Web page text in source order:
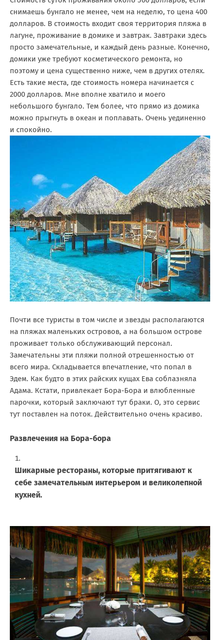
снимаешь бунгало не менее, чем на неделю, то цена 400
долларов. В стоимость входит своя территория пляжа в
лагуне, проживание в домике и завтрак. Завтраки здесь
просто замечательные, и каждый день разные. Конечно,
домики уже требуют косметического ремонта, но
поэтому и цена существенно ниже, чем в других отелях.
Есть такие места, где стоимость номера начинается с
2000 долларов. Мне вполне хватило и моего
небольшого бунгало. Тем более, что прямо из домика
можно прыгнуть в океан и поплавать. Очень уединенно
и спокойно.
Почти все туристы в том числе и звезды располагаются
на пляжах маленьких островов, а на большом острове
проживает только обслуживающий персонал.
Замечательны эти пляжи полной отрешенностью от
всего мира. Складывается впечатление, что попал в
Эдем. Как будто в этих райских кущах Ева соблазняла
Адама. Кстати, привлекает Бора-Бора и влюбленные
парочки, который заключают тут браки. О, это сервис
тут поставлен на поток. Действительно очень красиво.
Развлечения на Бора-бора
Шикарные рестораны, которые притягивают к
себе замечательным интерьером и великолепной
кухней.